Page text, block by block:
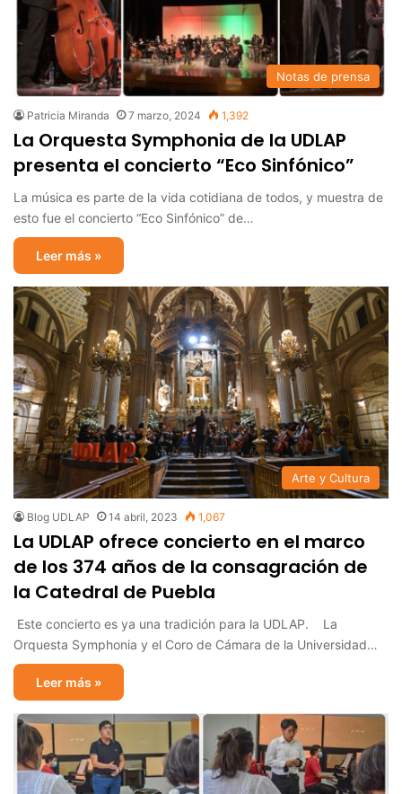
Notas de prensa
Patricia Miranda 7 marzo, 2024 1,392
La Orquesta Symphonia de la UDLAP
presenta el concierto “Eco Sinfónico”
La música es parte de la vida cotidiana de todos, y muestra de
esto fue el concierto “Eco Sinfónico” de…
Leer más »
Arte y Cultura
Blog UDLAP 14 abril, 2023 1,067
La UDLAP ofrece concierto en el marco
de los 374 años de la consagración de
la Catedral de Puebla
Este concierto es ya una tradición para la UDLAP. La
Orquesta Symphonia y el Coro de Cámara de la Universidad…
Leer más »